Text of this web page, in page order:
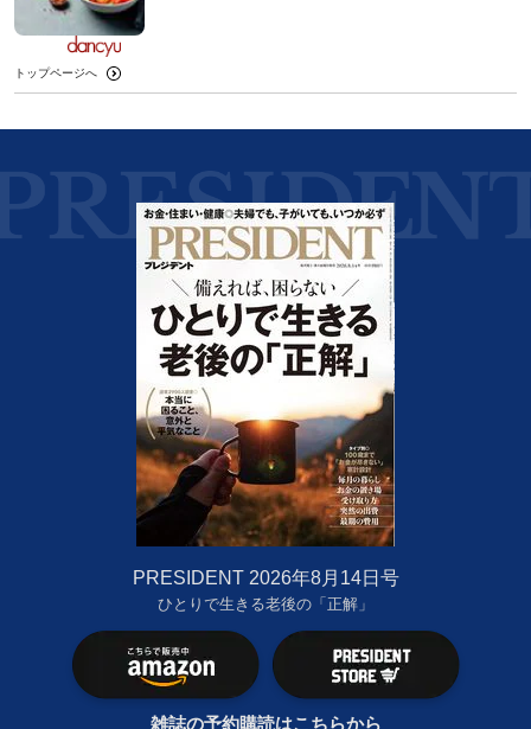
トップページへ
PRESIDENT 2026年8月14日号
ひとりで生きる老後の「正解」
雑誌の予約購読はこちらから